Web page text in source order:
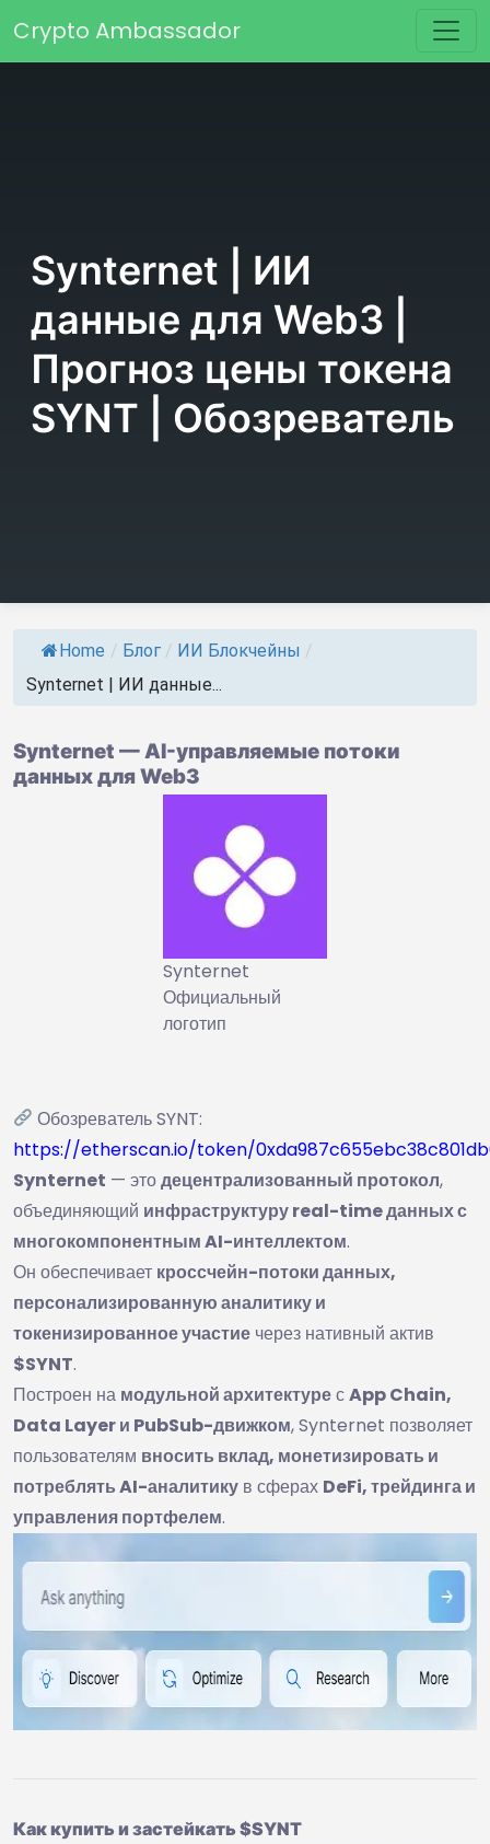
Основная навигация
Crypto Ambassador
Synternet | ИИ
данные для Web3 |
Прогноз цены токена
SYNT | Обозреватель
Home / Блог / ИИ Блокчейны /
Synternet | ИИ данные...
Synternet — AI-управляемые потоки
данных для Web3
Synternet
Официальный
логотип
Обозреватель SYNT:
https://etherscan.io/token/
Synternet — этодецентрализованный протокол,
объединяющий инфраструктуру real-time данных с
многокомпонентным AI-интеллектом.
Он обеспечивает кроссчейн-потоки данных,
персонализированную аналитику и
токенизированное участие через нативный актив
$SYNT.
Построен на модульной архитектуресApp Chain,
Data Layer и PubSub-движком, Synternet позволяет
пользователям вносить вклад, монетизировать и
потреблять AI-аналитику в сферах DeFi, трейдинга и
управления портфелем.
Как купить и застейкать $SYNT